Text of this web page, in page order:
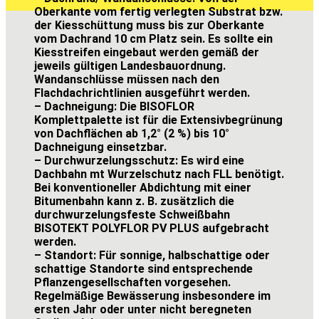
Oberkante vom fertig verlegten Substrat bzw.
der Kiesschüttung muss bis zur Oberkante
vom Dachrand 10 cm Platz sein. Es sollte ein
Kiesstreifen eingebaut werden gemäß der
jeweils gültigen Landesbauordnung.
Wandanschlüsse müssen nach den
Flachdachrichtlinien ausgeführt werden.
– Dachneigung: Die BISOFLOR
Komplettpalette ist für die Extensivbegrünung
von Dachflächen ab 1,2° (2 %) bis 10°
Dachneigung einsetzbar.
– Durchwurzelungsschutz: Es wird eine
Dachbahn mt Wurzelschutz nach FLL benötigt.
Bei konventioneller Abdichtung mit einer
Bitumenbahn kann z. B. zusätzlich die
durchwurzelungsfeste Schweißbahn
BISOTEKT POLYFLOR PV PLUS aufgebracht
werden.
– Standort: Für sonnige, halbschattige oder
schattige Standorte sind entsprechende
Pflanzengesellschaften vorgesehen.
Regelmäßige Bewässerung insbesondere im
ersten Jahr oder unter nicht beregneten